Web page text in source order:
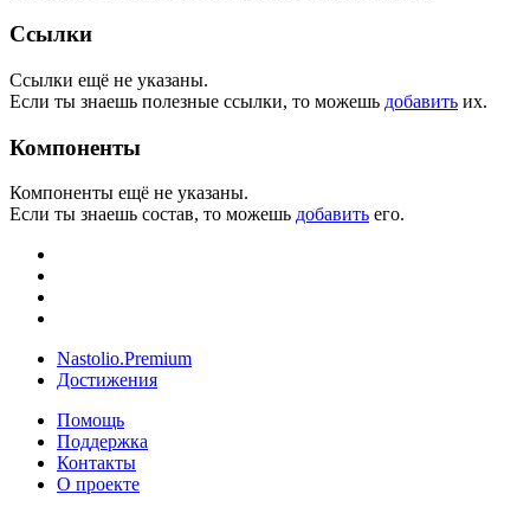
Ссылки
Ссылки ещё не указаны.
Если ты знаешь полезные ссылки, то можешь добавить их.
Компоненты
Компоненты ещё не указаны.
Если ты знаешь состав, то можешь добавить его.
Nastolio.Premium
Достижения
Помощь
Поддержка
Контакты
О проекте